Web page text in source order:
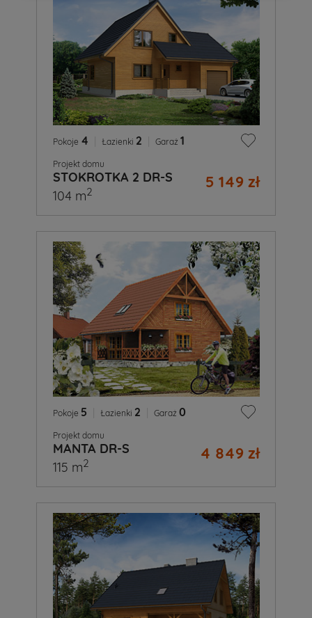
Pokoje 4 Łazienki 2 Garaż 1
Projekt domu
STOKROTKA 2 DR-S 5 149 zł
104 m2
Pokoje 5 Łazienki 2 Garaż 0
Projekt domu
MANTA DR-S 4 849 zł
115 m2